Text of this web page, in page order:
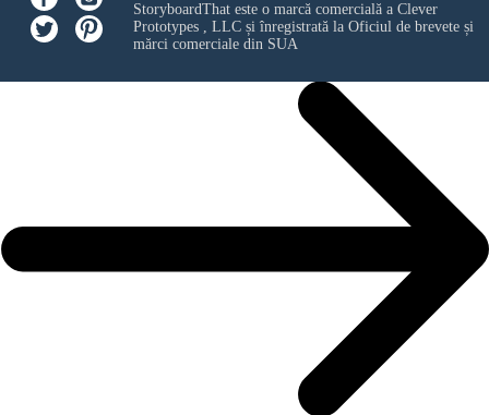
StoryboardThat este o marcă comercială a Clever
Prototypes , LLCși înregistrată la Oficiul de brevete și
mărci comerciale din SUA